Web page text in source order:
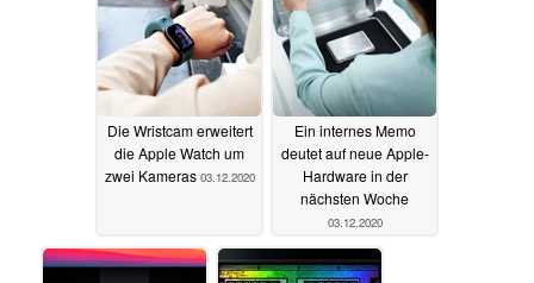
Die Wristcam erweitert
die Apple Watch um
zwei Kameras 03.12.2020
Ein internes Memo
deutet auf neue Apple-
Hardware in der
nächsten Woche
03.12.2020